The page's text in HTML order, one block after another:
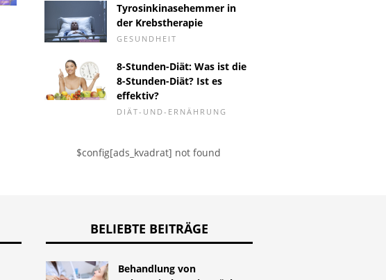
AZS und das Tattoo
Verhütungspillen und
Tyrosinkinasehemmer in
der Krebstherapie
GESUNDHEIT
8-Stunden-Diät: Was ist die
8-Stunden-Diät? Ist es
effektiv?
DIÄT-UND-ERNÄHRUNG
$config[ads_kvadrat] not found
BELIEBTE BEITRÄGE
Behandlung von